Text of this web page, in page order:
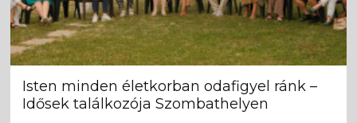
Isten minden életkorban odafigyel ránk –
Idősek találkozója Szombathelyen